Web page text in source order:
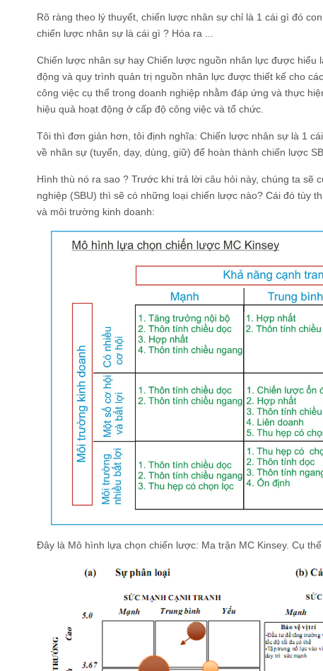
Rõ ràng theo lý thuyết, chiến lược nhân sự chỉ là 1 cái gì đó
chiến lược nhân sự là cái gì ? Hóa ra ...
Chiến lược nhân sự hay Chiến lược nguồn nhân lực được hiểu
động và quy trình quản trị nguồn nhân lực được thiết kế cho
công việc cụ thể trong doanh nghiệp nhằm đáp ứng và thực
hiệu quả hoạt động ở cấp độ công việc và tổ chức.
Tôi thì đơn giản hơn, tôi định nghĩa: Chiến lược nhân sự là 1
về nhân sự (tuyển, dạy, dùng, giữ) để hoàn thành chiến lược
Hình thù nó ra sao ? Trước khi trả lời câu hỏi này, chúng ta sẽ
nghiệp (SBU) thì sẽ có những loại chiến lược nào? Cái đó tùy
và môi trường kinh doanh:
Đây là Mô hình lựa chọn chiến lược: Ma trận MC Kinsey. Cụ